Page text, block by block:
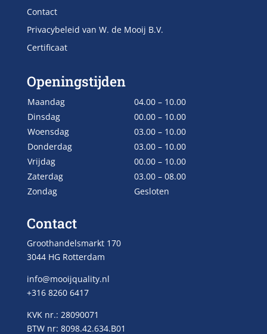
Contact
Privacybeleid van W. de Mooij B.V.
Certificaat
Openingstijden
Maandag
04.00 – 10.00
Dinsdag
00.00 – 10.00
Woensdag
03.00 – 10.00
Donderdag
03.00 – 10.00
Vrijdag
00.00 – 10.00
Zaterdag
03.00 – 08.00
Zondag
Gesloten
Contact
Groothandelsmarkt 170
3044 HG Rotterdam
info@mooijquality.nl
+316 8260 6417
KVK nr.: 28090071
BTW nr: 8098.42.634.B01